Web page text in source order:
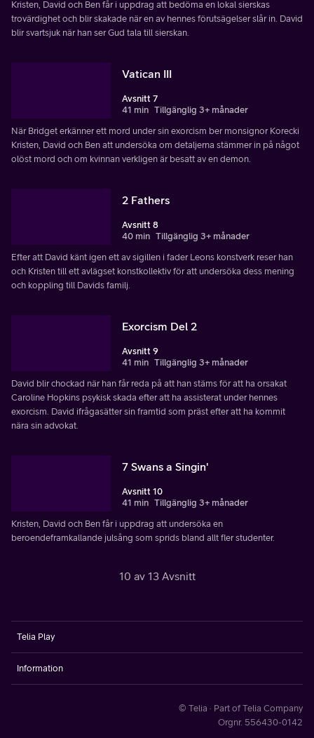
Kristen, David och Ben får i uppdrag att bedöma en lokal sierskas
trovärdighet och blir skakade när en av hennes förutsägelser slår in. David
blir svartsjuk när han ser Gud tala till sierskan.
Vatican III
Avsnitt 7
41 min Tillgänglig 3+ månader
När Bridget erkänner ett mord under sin exorcism ber monsignor Korecki
Kristen, David och Ben att undersöka om detaljerna stämmer in på något
olöst mord och om kvinnan verkligen är besatt av en demon.
2 Fathers
Avsnitt 8
40 min Tillgänglig 3+ månader
Efter att David känt igen ett av sigillen i fader Leons konstverk reser han
och Kristen till ett avlägset konstkollektiv för att undersöka dess mening
och koppling till Davids familj.
Exorcism Del 2
Avsnitt 9
41 min Tillgänglig 3+ månader
David blir chockad när han får reda på att han stäms för att ha orsakat
Caroline Hopkins psykisk skada efter att ha assisterat under hennes
exorcism. David ifrågasätter sin framtid som präst efter att ha kommit
nära sin advokat.
7 Swans a Singin'
Avsnitt 10
41 min Tillgänglig 3+ månader
Kristen, David och Ben får i uppdrag att undersöka en
beroendeframkallande julsång som sprids bland allt fler studenter.
10 av 13 Avsnitt
Telia Play
Information
© Telia · Part of Telia Company
Orgnr. 556430-0142